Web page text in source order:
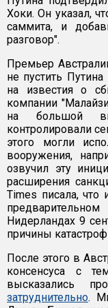
Хоки. Он указал,
саммита, и
разговор".
Премьер
не пустить
на известия о
компании
на большой
контролировали
этого могли
вооружения,
озвучил эту
расширения
Times писала,
Нидерландах 9
причины
После этого в
консенсуса с
высказались
затруднительно.